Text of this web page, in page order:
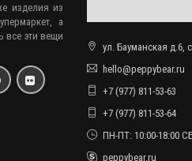
изделия из
а
все эти вещи
ул. Бауманская д.6,
hello@peppybear.ru
+7 (977) 811-53-63
+7 (977) 811-53-64
ПН-ПТ: 10:00-18:00
peppybear.ru